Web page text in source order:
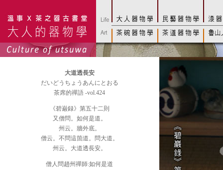
大道透長安
だいどうちょうあんにとおる
茶席的禪語 -vol.424
《碧巌録》第五十二則
又僧問。如何是道。
州云。牆外底。
僧云。不問這箇道。問大道。
州云。大道透長安。
僧人問趙州禪師:如何是道